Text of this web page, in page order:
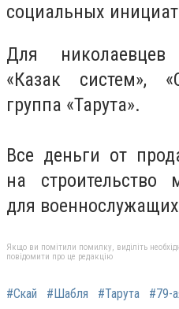
социальных
Для николаевцев
«Казак систем»,
группа «Тарута».
Все деньги от
на строительство
для
Якщо ви помітили помилку, виділіть
повідомити про це редакцію
#Скай #Шабля #Тарута #79-